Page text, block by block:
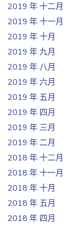
2019 年 十二月
2019 年 十一月
2019 年 十月
2019 年 九月
2019 年 八月
2019 年 六月
2019 年 五月
2019 年 四月
2019 年 三月
2019 年 二月
2018 年 十二月
2018 年 十一月
2018 年 十月
2018 年 五月
2018 年 四月